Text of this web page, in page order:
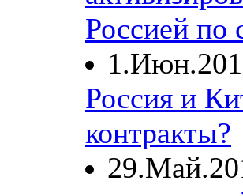
Россией по
Россия и
контракты?